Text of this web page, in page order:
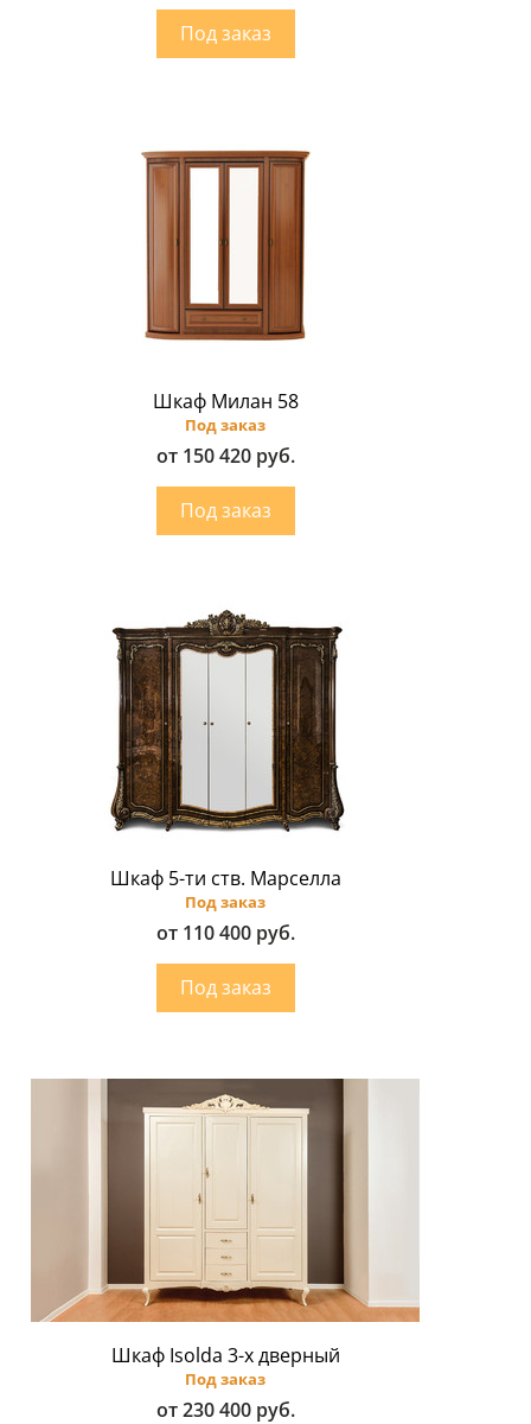
Шкаф Милан 58
Под заказ
от 150 420 руб.
Шкаф 5-ти ств. Марселла
Под заказ
от 110 400 руб.
Шкаф Isolda 3-х дверный
Под заказ
от 230 400 руб.